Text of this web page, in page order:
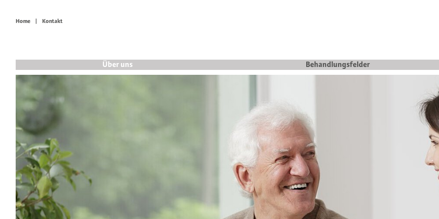
Home Kontakt
Über uns Behandlungsfelder